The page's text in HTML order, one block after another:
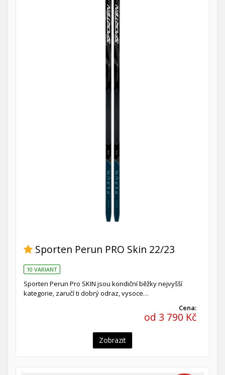
Sporten Perun PRO Skin 22/23
10 VARIANT
Sporten Perun Pro SKIN jsou kondiční běžky nejvyšší
kategorie, zaručí ti dobrý odraz, vysoce…
Cena:
od 3 790 Kč
Zobrazit